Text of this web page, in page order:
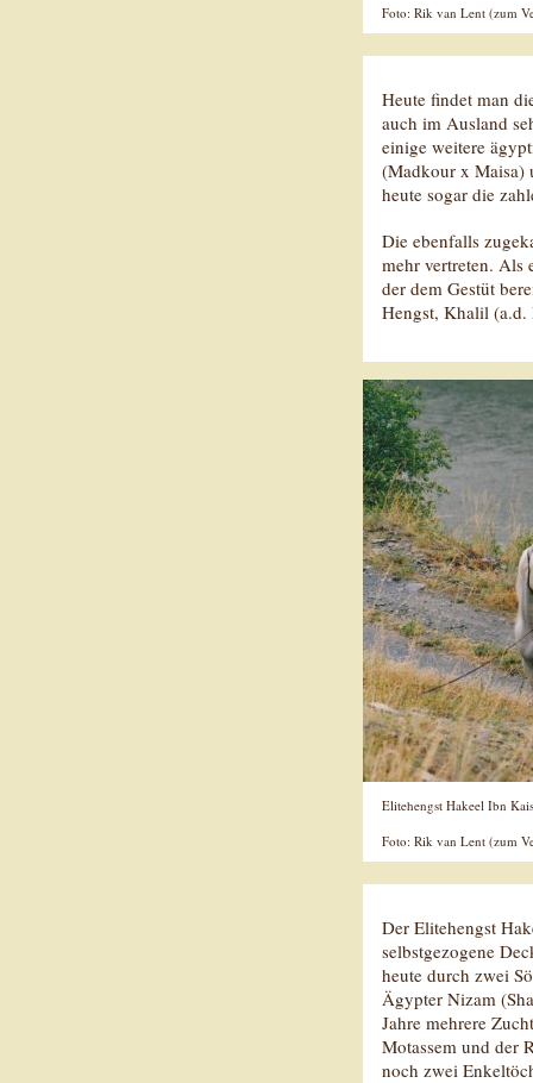
Foto: Rik van Lent (zum
Heute findet man
auch im Ausland
einige weitere
(Madkour x
heute sogar die
Die ebenfalls
mehr vertreten. Als
der dem Gestüt
Hengst, Khalil (a.d.
Elitehengst Hakeel Ibn
Foto: Rik van Lent (zum
Der Elitehengst
selbstgezogene
heute durch zwei
Ägypter Nizam
Jahre mehrere
Motassem und der
noch zwei